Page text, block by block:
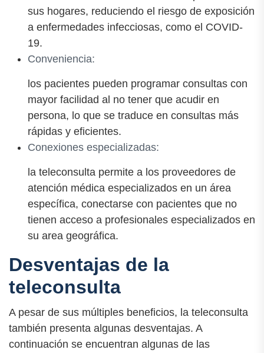
sus hogares, reduciendo el riesgo de exposición
a enfermedades infecciosas, como el COVID-
19.
Conveniencia:
los pacientes pueden programar consultas con
mayor facilidad al no tener que acudir en
persona, lo que se traduce en consultas más
rápidas y eficientes.
Conexiones especializadas:
la teleconsulta permite a los proveedores de
atención médica especializados en un área
específica, conectarse con pacientes que no
tienen acceso a profesionales especializados en
su area geográfica.
Desventajas de la
teleconsulta
A pesar de sus múltiples beneficios, la teleconsulta
también presenta algunas desventajas. A
continuación se encuentran algunas de las